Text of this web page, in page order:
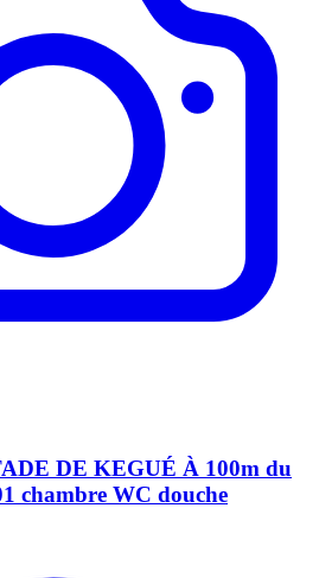
DE KEGUÉ À 100m du
chambre WC douche